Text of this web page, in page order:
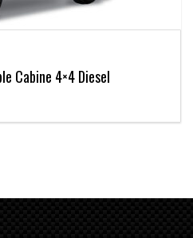
Cabine 4×4 Diesel